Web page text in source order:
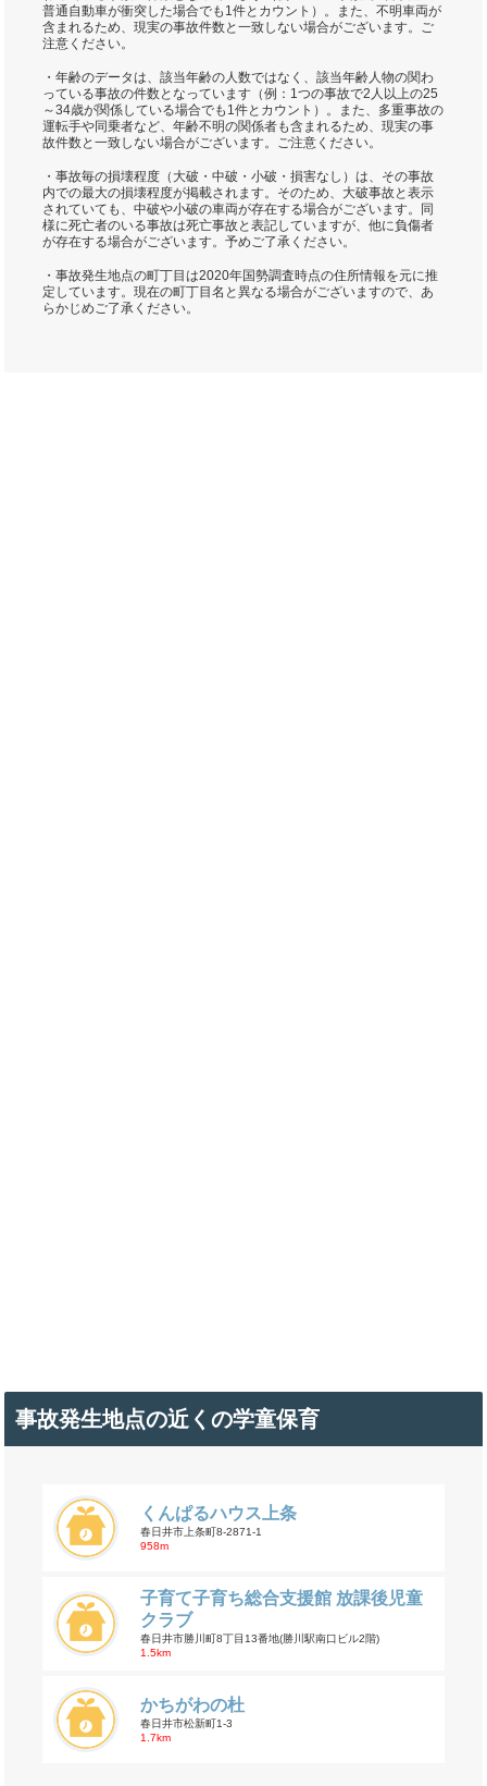
普通自動車が衝突した場合でも1件とカウント）。また、不明車両が
含まれるため、現実の事故件数と一致しない場合がございます。ご
注意ください。
・年齢のデータは、該当年齢の人数ではなく、該当年齢人物の関わ
っている事故の件数となっています（例：1つの事故で2人以上の25
～34歳が関係している場合でも1件とカウント）。また、多重事故の
運転手や同乗者など、年齢不明の関係者も含まれるため、現実の事
故件数と一致しない場合がございます。ご注意ください。
・事故毎の損壊程度（大破・中破・小破・損害なし）は、その事故
内での最大の損壊程度が掲載されます。そのため、大破事故と表示
されていても、中破や小破の車両が存在する場合がございます。同
様に死亡者のいる事故は死亡事故と表記していますが、他に負傷者
が存在する場合がございます。予めご了承ください。
・事故発生地点の町丁目は2020年国勢調査時点の住所情報を元に推
定しています。現在の町丁目名と異なる場合がございますので、あ
らかじめご了承ください。
事故発生地点の近くの学童保育
くんぱるハウス上条
春日井市上条町8-2871-1
958m
子育て子育ち総合支援館 放課後児童
クラブ
春日井市勝川町8丁目13番地(勝川駅南口ビル2階)
1.5km
かちがわの杜
春日井市松新町1-3
1.7km